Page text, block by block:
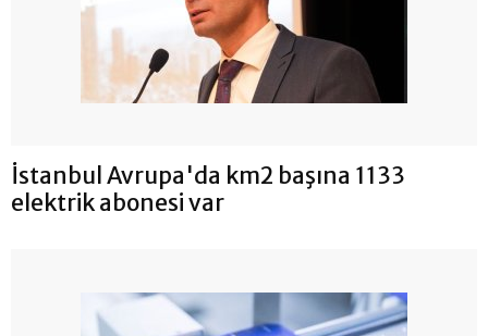
İstanbul Avrupa'da km2 başına 1133
elektrik abonesi var